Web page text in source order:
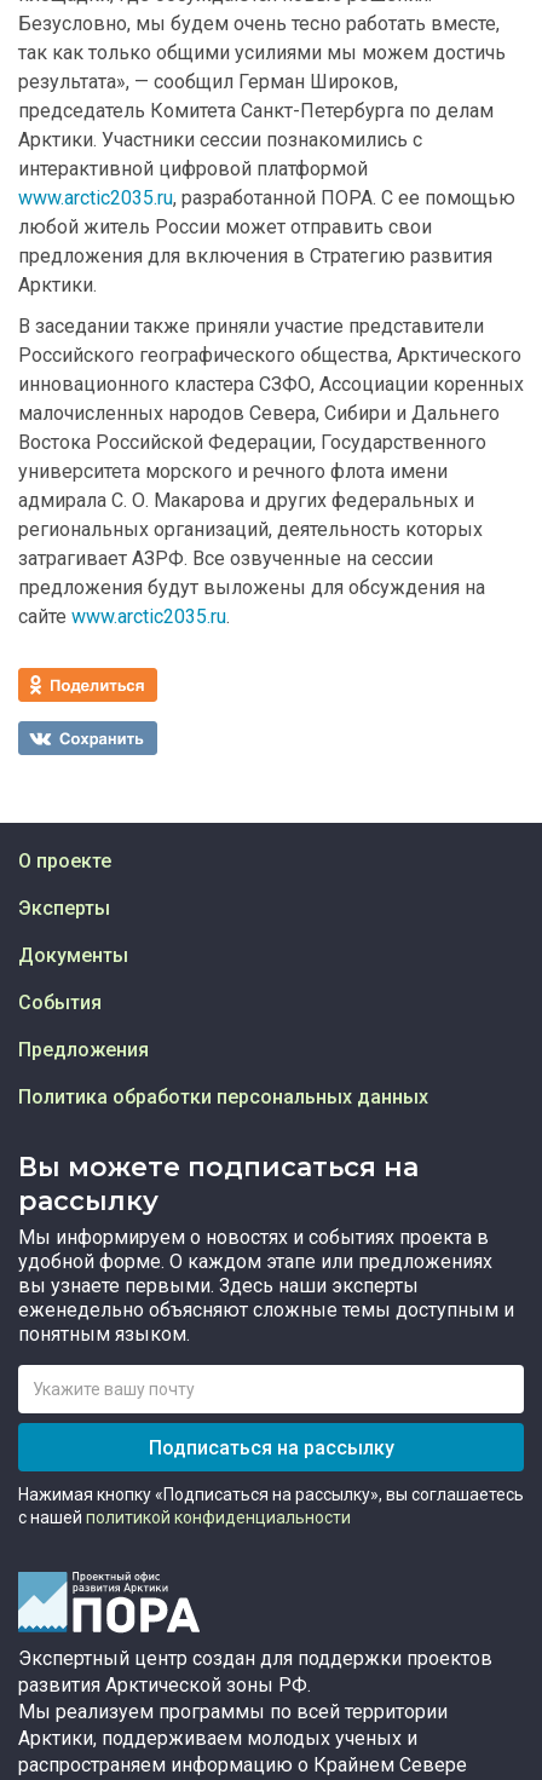
Безусловно, мы будем очень тесно работать вместе,
так как только общими усилиями мы можем достичь
результата», — сообщил Герман Широков,
председатель Комитета Санкт-Петербурга по делам
Арктики. Участники сессии познакомились с
интерактивной цифровой платформой
www.arctic2035.ru, разработанной ПОРА. С ее помощью
любой житель России может отправить свои
предложения для включения в Стратегию развития
Арктики.
В заседании также приняли участие представители
Российского географического общества, Арктического
инновационного кластера СЗФО, Ассоциации коренных
малочисленных народов Севера, Сибири и Дальнего
Востока Российской Федерации, Государственного
университета морского и речного флота имени
адмирала С. О. Макарова и других федеральных и
региональных организаций, деятельность которых
затрагивает АЗРФ. Все озвученные на сессии
предложения будут выложены для обсуждения на
сайте www.arctic2035.ru.
Вы можете подписаться на
рассылку
Мы информируем о новостях и событиях проекта в
удобной форме. О каждом этапе или предложениях
вы узнаете первыми. Здесь наши эксперты
еженедельно объясняют сложные темы доступным и
понятным языком.
Подписаться на рассылку
Нажимая кнопку «Подписаться на рассылку», вы соглашаетесь
с нашей политикой конфиденциальности
О проекте
Эксперты
Документы
События
Предложения
Политика обработки персональных данных
Экспертный центр создан для поддержки проектов
развития Арктической зоны РФ.
Мы реализуем программы по всей территории
Арктики, поддерживаем молодых ученых и
распространяем информацию о Крайнем Севере